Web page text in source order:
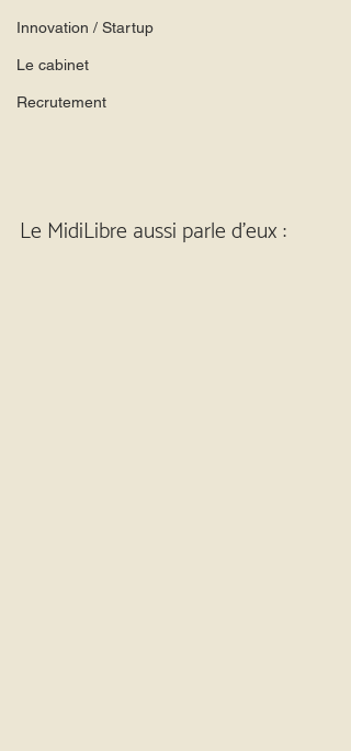
Innovation / Startup
Le cabinet
Recrutement
Le MidiLibre aussi parle d’eux :